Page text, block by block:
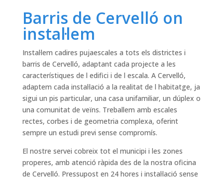
Barris de Cervelló on
instal·lem
Instal·lem cadires pujaescales a tots els districtes i
barris de Cervelló, adaptant cada projecte a les
característiques de l edifici i de l escala. A Cervelló,
adaptem cada instal·lació a la realitat de l habitatge, ja
sigui un pis particular, una casa unifamiliar, un dúplex o
una comunitat de veïns. Treballem amb escales
rectes, corbes i de geometria complexa, oferint
sempre un estudi previ sense compromís.
El nostre servei cobreix tot el municipi i les zones
properes, amb atenció ràpida des de la nostra oficina
de Cervelló. Pressupost en 24 hores i instal·lació sense